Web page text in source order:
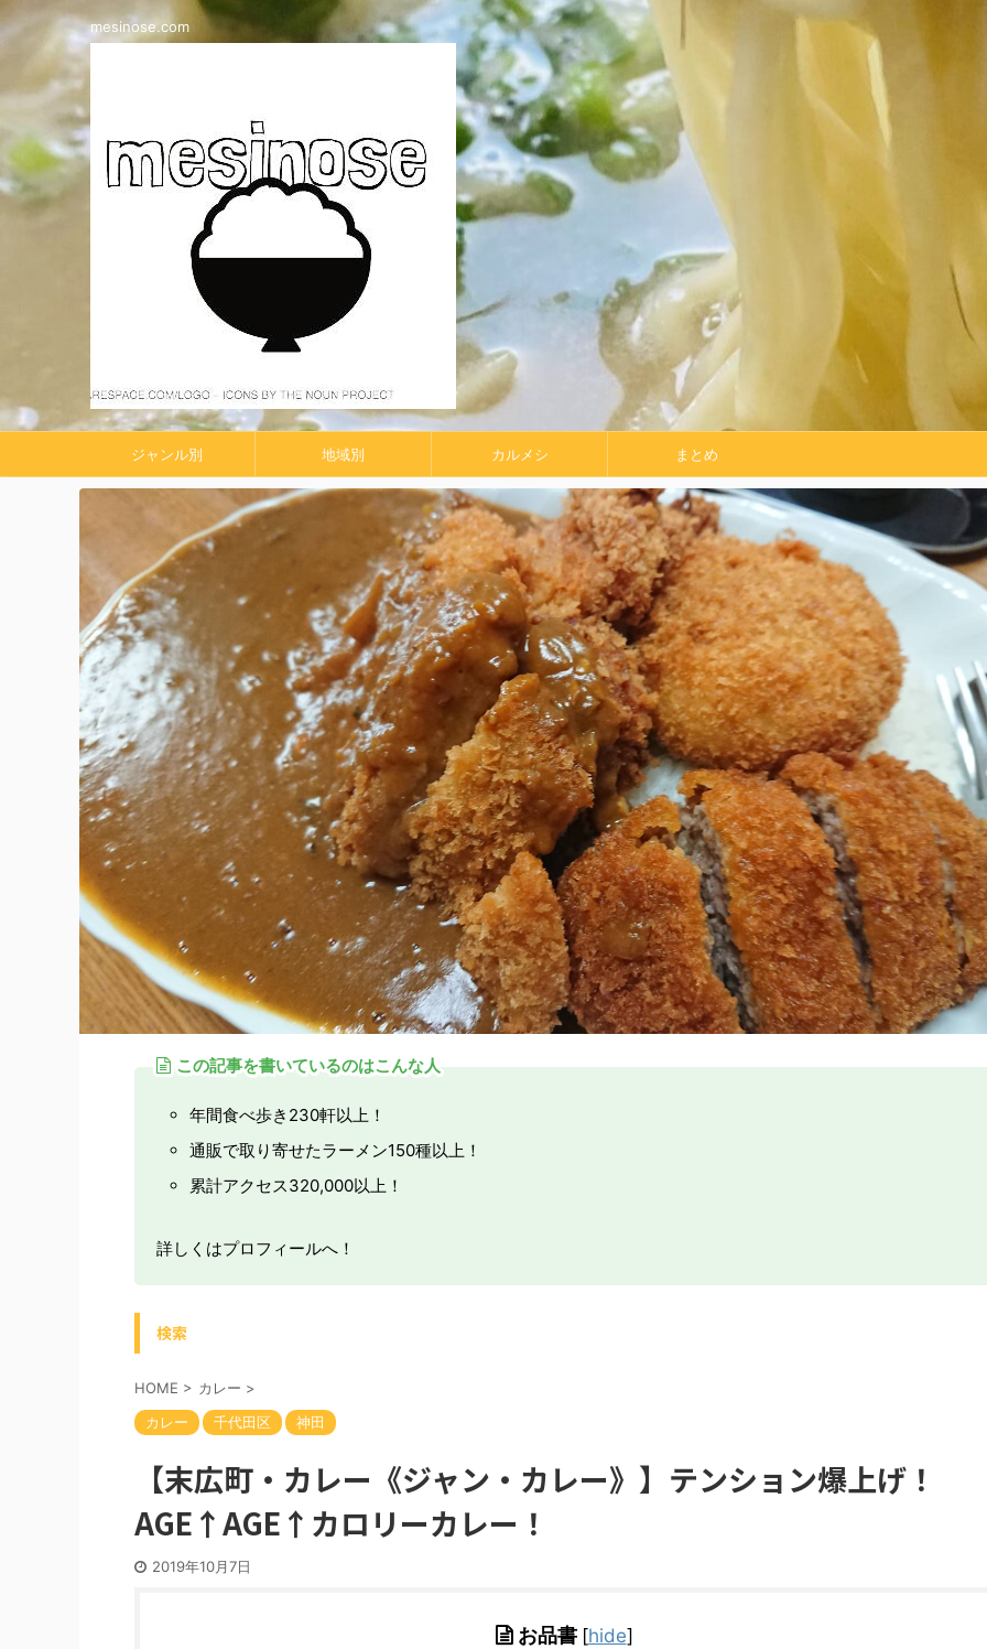
mesinose.com
ジャンル別 地域別 カルメシ まとめ
この記事を書いているのはこんな人
年間食べ歩き230軒以上！
通販で取り寄せたラーメン150種以上！
累計アクセス320,000以上！
詳しくはプロフィールへ！
検索
HOME > カレー >
カレー
千代田区 神田
【末広町・カレー《ジャン・カレー》】テンション爆上げ！
AGE↑AGE↑カロリーカレー！
2019年10月7日
お品書 [hide]